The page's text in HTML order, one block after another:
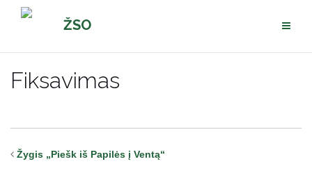
Pereiti
ŽSO
Fiksavimas
Žygis „Piešk iš Papilės į Ventą“